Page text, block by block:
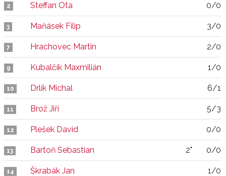
2 Steffan Ota 0/0
3 Maňásek Filip 3/0
7 Hrachovec Martin 2/0
9 Kubalčík Maxmilián 1/0
10 Drlík Michal 6/1
11 Brož Jiří 5/3
12 Plešek David 0/0
13 Bartoň Sebastian 2" 0/0
14 Škrabák Jan 1/0